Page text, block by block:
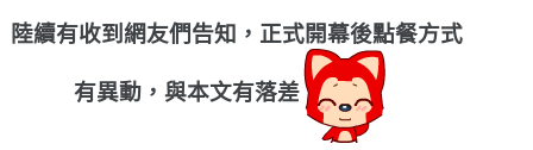
陸續有收到網友們告知，正式開幕後點餐方式
有異動，與本文有落差